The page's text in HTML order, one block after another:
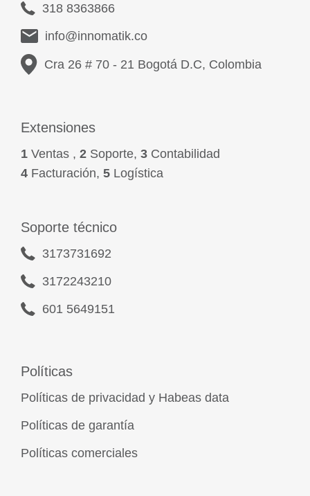
318 8363866
info@innomatik.co
Cra 26 # 70 - 21 Bogotá D.C, Colombia
Extensiones
1 Ventas , 2 Soporte, 3 Contabilidad
4 Facturación, 5 Logística
Soporte técnico
3173731692
3172243210
601 5649151
Políticas
Políticas de privacidad y Habeas data
Políticas de garantía
Políticas comerciales